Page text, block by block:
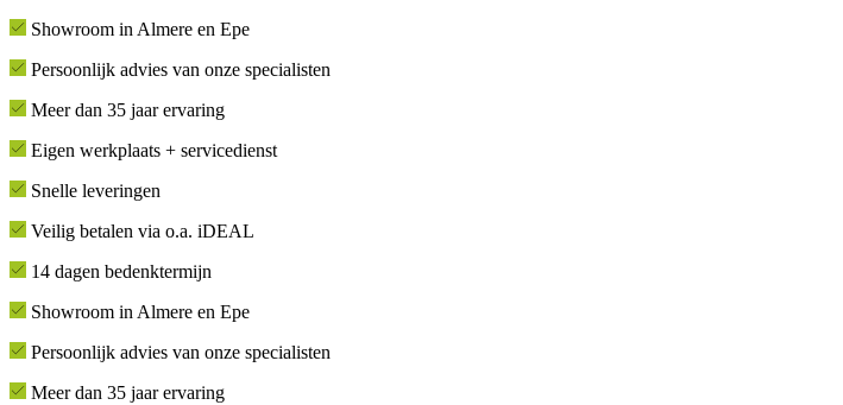
Showroom in Almere en Epe
Persoonlijk advies van onze specialisten
Meer dan 35 jaar ervaring
Eigen werkplaats + servicedienst
Snelle leveringen
Veilig betalen via o.a. iDEAL
14 dagen bedenktermijn
Showroom in Almere en Epe
Persoonlijk advies van onze specialisten
Meer dan 35 jaar ervaring